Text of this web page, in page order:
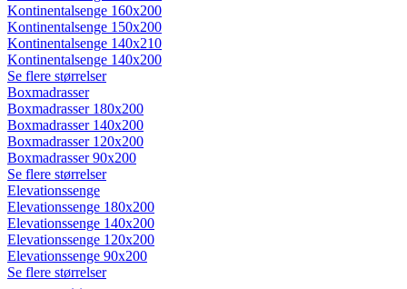
Kontinentalsenge 160x200
Kontinentalsenge 150x200
Kontinentalsenge 140x210
Kontinentalsenge 140x200
Se flere størrelser
Boxmadrasser
Boxmadrasser 180x200
Boxmadrasser 140x200
Boxmadrasser 120x200
Boxmadrasser 90x200
Se flere størrelser
Elevationssenge
Elevationssenge 180x200
Elevationssenge 140x200
Elevationssenge 120x200
Elevationssenge 90x200
Se flere størrelser